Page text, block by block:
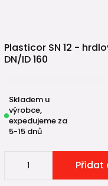
Plasticor SN 12 -
DN/ID 160
Skladem u
výrobce,
expedujeme za
5-15 dnů
Přidat